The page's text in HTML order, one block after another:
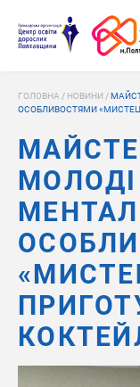
ГОЛОВНА / НОВИНИ /
ОСОБЛИВОСТЯМИ
МОЛОДІ